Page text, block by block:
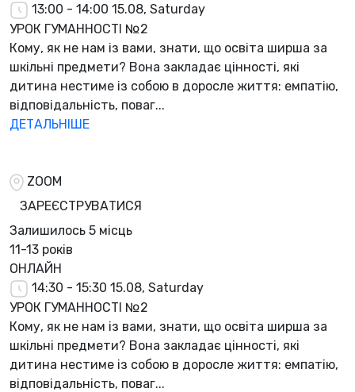
13:00 - 14:00 15.08, Saturday
УРОК ГУМАННОСТІ №2
Кому, як не нам із вами, знати, що освіта ширша за
шкільні предмети? Вона закладає цінності, які
дитина нестиме із собою в доросле життя: емпатію,
відповідальність, поваг...
ДЕТАЛЬНІШЕ
ZOOM
ЗАРЕЄСТРУВАТИСЯ
Залишилось 5 місць
11-13 років
ОНЛАЙН
14:30 - 15:30 15.08, Saturday
УРОК ГУМАННОСТІ №2
Кому, як не нам із вами, знати, що освіта ширша за
шкільні предмети? Вона закладає цінності, які
дитина нестиме із собою в доросле життя: емпатію,
відповідальність, поваг...